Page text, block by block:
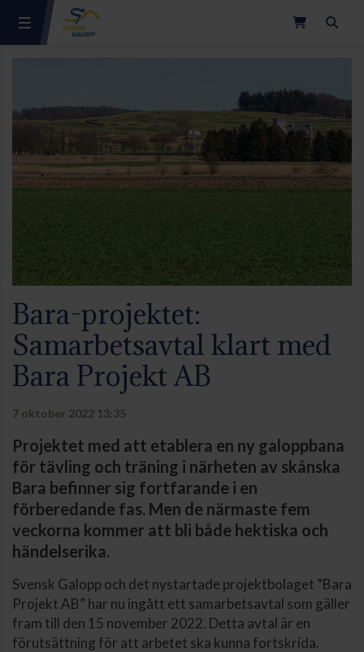
Bara-projektet:
Samarbetsavtal klart med
Bara Projekt AB
7 oktober 2022 13:35
Projektet med att etablera en ny galoppbana
för tävling och träning i närheten av skånska
Bara befinner sig fortfarande i en
förberedande fas. Men de närmaste fem
veckorna kommer att bli både hektiska och
händelserika.
Svensk Galopp och det nystartade projektbolaget ”Bara
Projekt AB” har nu ingått ett samarbetsavtal som gäller
fram till den 15 november 2022. Detta avtal är en
förutsättning för att arbetet ska kunna fortskrida.